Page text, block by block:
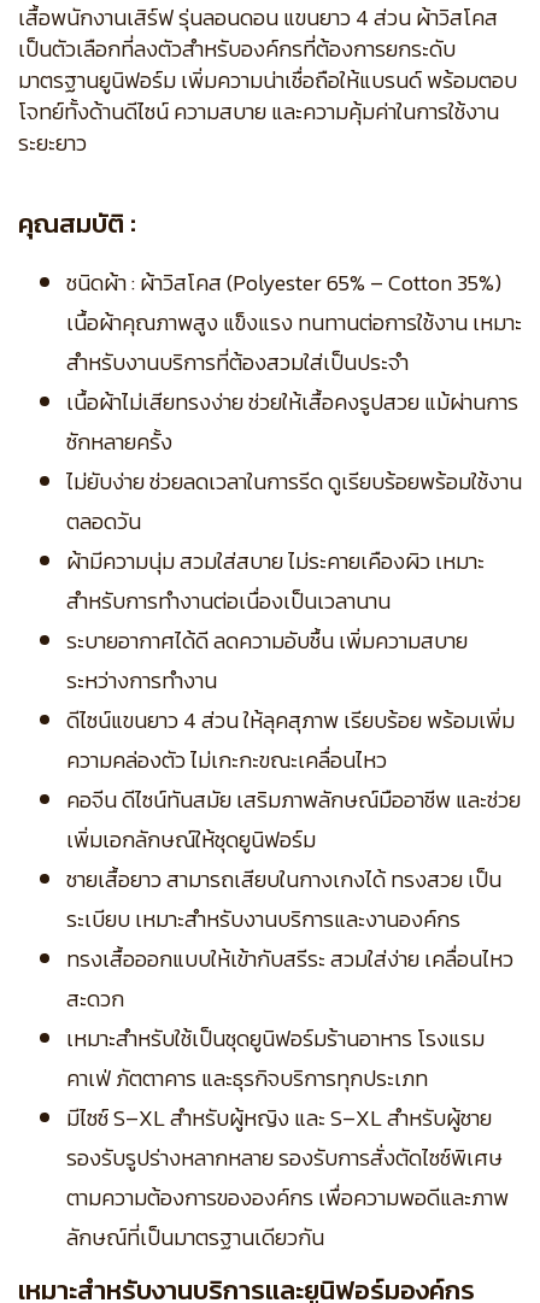
เสื้อพนักงานเสิร์ฟ รุ่นลอนดอน แขนยาว 4 ส่วน ผ้าวิสโคส
เป็นตัวเลือกที่ลงตัวสำหรับองค์กรที่ต้องการยกระดับ
มาตรฐานยูนิฟอร์ม เพิ่มความน่าเชื่อถือให้แบรนด์ พร้อมตอบ
โจทย์ทั้งด้านดีไซน์ ความสบาย และความคุ้มค่าในการใช้งาน
ระยะยาว
คุณสมบัติ :
ชนิดผ้า : ผ้าวิสโคส (Polyester 65% – Cotton 35%)
เนื้อผ้าคุณภาพสูง แข็งแรง ทนทานต่อการใช้งาน เหมาะ
สำหรับงานบริการที่ต้องสวมใส่เป็นประจำ
เนื้อผ้าไม่เสียทรงง่าย ช่วยให้เสื้อคงรูปสวย แม้ผ่านการ
ซักหลายครั้ง
ไม่ยับง่าย ช่วยลดเวลาในการรีด ดูเรียบร้อยพร้อมใช้งาน
ตลอดวัน
ผ้ามีความนุ่ม สวมใส่สบาย ไม่ระคายเคืองผิว เหมาะ
สำหรับการทำงานต่อเนื่องเป็นเวลานาน
ระบายอากาศได้ดี ลดความอับชื้น เพิ่มความสบาย
ระหว่างการทำงาน
ดีไซน์แขนยาว 4 ส่วน ให้ลุคสุภาพ เรียบร้อย พร้อมเพิ่ม
ความคล่องตัว ไม่เกะกะขณะเคลื่อนไหว
คอจีน ดีไซน์ทันสมัย เสริมภาพลักษณ์มืออาชีพ และช่วย
เพิ่มเอกลักษณ์ให้ชุดยูนิฟอร์ม
ชายเสื้อยาว สามารถเสียบในกางเกงได้ ทรงสวย เป็น
ระเบียบ เหมาะสำหรับงานบริการและงานองค์กร
ทรงเสื้อออกแบบให้เข้ากับสรีระ สวมใส่ง่าย เคลื่อนไหว
สะดวก
เหมาะสำหรับใช้เป็นชุดยูนิฟอร์มร้านอาหาร โรงแรม
คาเฟ่ ภัตตาคาร และธุรกิจบริการทุกประเภท
มีไซซ์ S–XL สำหรับผู้หญิง และ S–XL สำหรับผู้ชาย
รองรับรูปร่างหลากหลายรองรับการสั่งตัดไซซ์พิเศษ
ตามความต้องการขององค์กร เพื่อความพอดีและภาพ
ลักษณ์ที่เป็นมาตรฐานเดียวกัน
เหมาะสำหรับงานบริการและยูนิฟอร์มองค์กร